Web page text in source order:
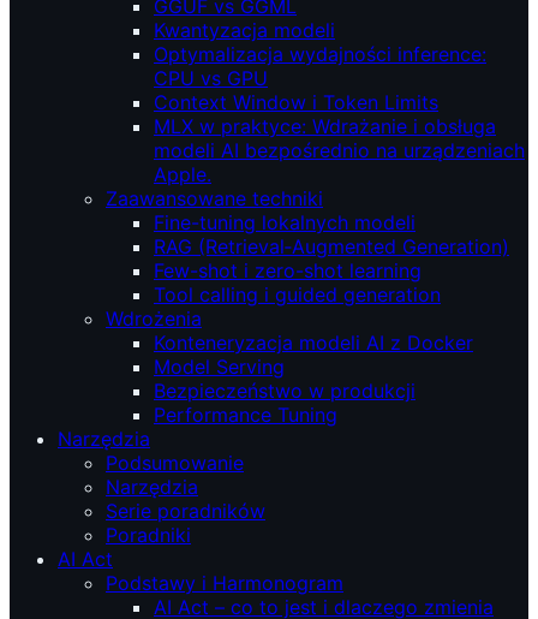
GGUF vs GGML
Kwantyzacja modeli
Optymalizacja wydajności inference:
CPU vs GPU
Context Window i Token Limits
MLX w praktyce: Wdrażanie i obsługa
modeli AI bezpośrednio na urządzeniach
Apple.
Zaawansowane techniki
Fine-tuning lokalnych modeli
RAG (Retrieval‑Augmented Generation)
Few-shot i zero-shot learning
Tool calling i guided generation
Wdrożenia
Konteneryzacja modeli AI z Docker
Model Serving
Bezpieczeństwo w produkcji
Performance Tuning
Narzędzia
Podsumowanie
Narzędzia
Serie poradników
Poradniki
AI Act
Podstawy i Harmonogram
AI Act – co to jest i dlaczego zmienia